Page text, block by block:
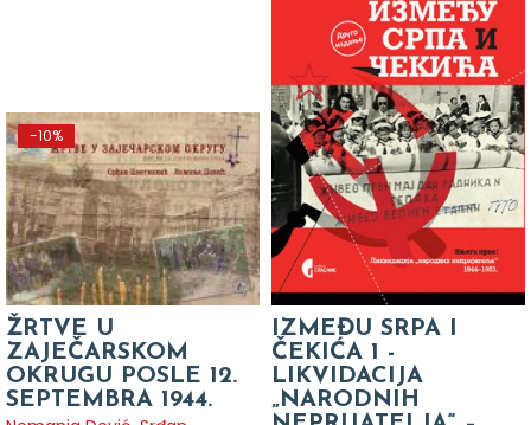
-10%
ŽRTVE U
ZAJEČARSKOM
OKRUGU POSLE 12.
SEPTEMBRA 1944.
IZMEĐU SRPA I
ČEKIĆA 1 -
LIKVIDACIJA
„NARODNIH